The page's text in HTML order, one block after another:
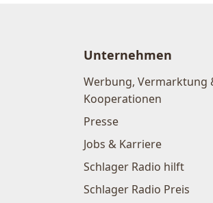
Unternehmen
Werbung, Vermarktung
Kooperationen
Presse
Jobs & Karriere
Schlager Radio hilft
Schlager Radio Preis